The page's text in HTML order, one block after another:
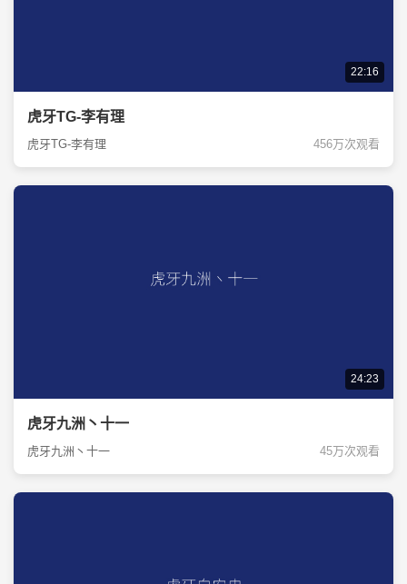
22:16
虎牙TG-李有理
虎牙TG-李有理 456万次观看
24:23
虎牙九洲丶十一
虎牙九洲丶十一 45万次观看